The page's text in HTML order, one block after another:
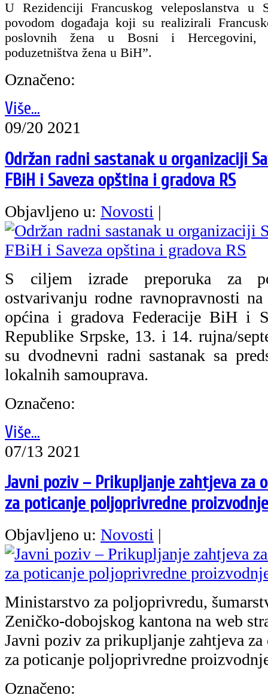
U Rezidenciji Francuskog veleposlanstva u
povodom događaja koji su realizirali
poslovnih žena u Bosni i Hercegovini,
poduzetništva žena u BiH”.
Označeno:
Više...
09/20 2021
Održan radni sastanak u organizaciji
FBiH i Saveza opština i gradova RS
Objavljeno u: Novosti |
S ciljem izrade preporuka za
ostvarivanju rodne ravnopravnosti
općina i gradova Federacije BiH i
Republike Srpske, 13. i 14. rujna/
su dvodnevni radni sastanak sa
lokalnih samouprava.
Označeno:
Više...
07/13 2021
Javni poziv – Prikupljanje zahtjeva za
za poticanje poljoprivredne
Objavljeno u: Novosti |
Ministarstvo za poljoprivredu,
Zeničko-dobojskog kantona na web
Javni poziv za prikupljanje zahtjeva za
za poticanje poljoprivredne
Označeno: